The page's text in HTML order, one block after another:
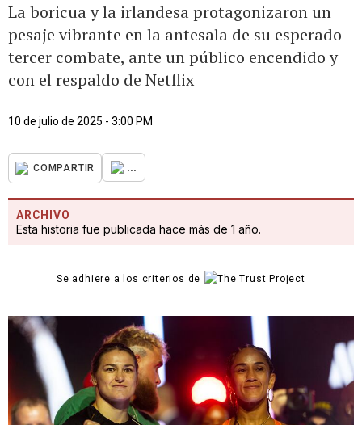
La boricua y la irlandesa protagonizaron un
pesaje vibrante en la antesala de su esperado
tercer combate, ante un público encendido y
con el respaldo de Netflix
10 de julio de 2025 - 3:00 PM
COMPARTIR ...
ARCHIVO
Esta historia fue publicada hace más de 1 año.
Se adhiere a los criterios de